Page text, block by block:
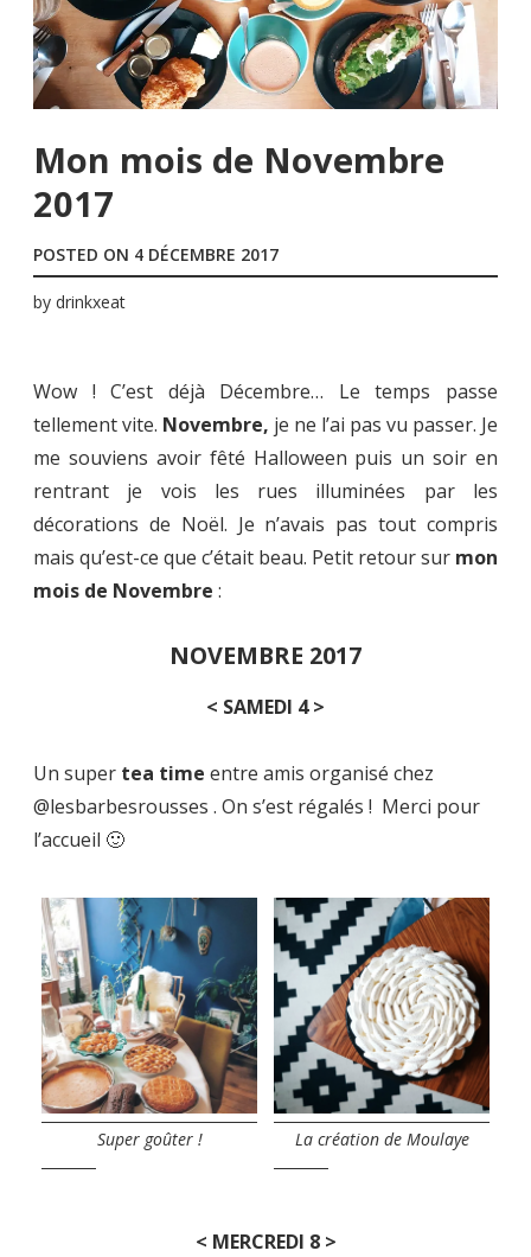
Mon mois de Novembre
2017
POSTED ON 4 DÉCEMBRE 2017
by drinkxeat
Wow ! C’est déjà Décembre… Le temps passe
tellement vite. Novembre, je ne l’ai pas vu passer. Je
me souviens avoir fêté Halloween puis un soir en
rentrant je vois les rues illuminées par les
décorations de Noël. Je n’avais pas tout compris
mais qu’est-ce que c’était beau. Petit retour sur mon
mois de Novembre :
NOVEMBRE 2017
< SAMEDI 4 >
Un super tea time entre amis organisé chez
@lesbarbesrousses . On s’est régalés ! Merci pour
l’accueil 🙂
Super goûter ! La création de Moulaye
< MERCREDI 8 >